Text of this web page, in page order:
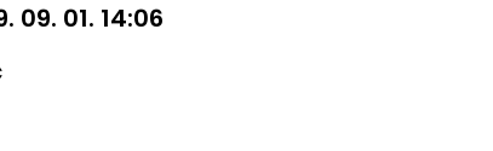
09. 01. 14:06